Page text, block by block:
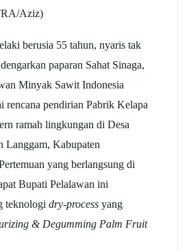
Aziz)
berusia 55 tahun, nyaris tak
paparan Sahat Sinaga,
Minyak Sawit Indonesia
rencana pendirian Pabrik Kelapa
ramah lingkungan di Desa
Langgam, Kabupaten
yang berlangsung di
Bupati Pelalawan ini
teknologi dry-process yang
& Degumming Palm Fruit